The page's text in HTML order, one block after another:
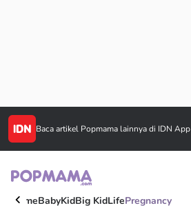
Baca artikel Popmama lainnya di IDN App
HomeBabyKidBig KidLifePregnancy